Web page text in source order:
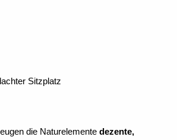
Sitzplatz
die Naturelemente dezente,